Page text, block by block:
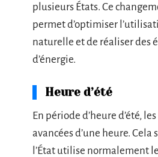
plusieurs États. Ce
permet d’optimiser
naturelle et de réaliser des
d’énergie.
Heure d’été
En période d’heure d’été,
avancées d’une heure. Cela
l’État utilise normalement